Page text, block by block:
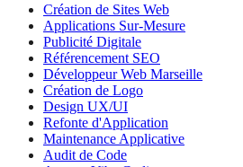
Création de Sites Web
Applications Sur-Mesure
Publicité Digitale
Référencement SEO
Développeur Web Marseille
Création de Logo
Design UX/UI
Refonte d'Application
Maintenance Applicative
Audit de Code